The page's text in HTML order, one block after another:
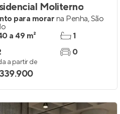
Moliterno
para morar na Penha,São
a 49 m²
1
0
a partir de